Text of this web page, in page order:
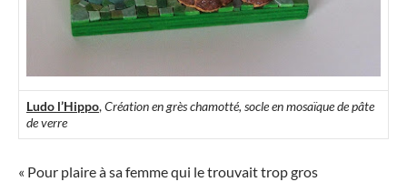
Ludo l’Hippo,Création en grès chamotté, socle en mosaïque de pâte
de verre
« Pour plaire à sa femme qui le trouvait trop gros